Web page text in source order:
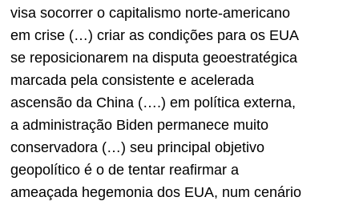
visa socorrer o capitalismo norte-americano
em crise (…) criar as condições para os EUA
se reposicionarem na disputa geoestratégica
marcada pela consistente e acelerada
ascensão da China (….) em política externa,
a administração Biden permanece muito
conservadora (…) seu principal objetivo
geopolítico é o de tentar reafirmar a
ameaçada hegemonia dos EUA, num cenário